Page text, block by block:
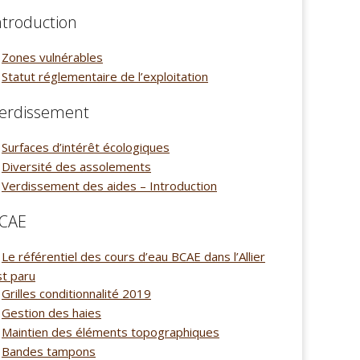
Zones vulnérables
Statut réglementaire de l’exploitation
Surfaces d’intérêt écologiques
Diversité des assolements
Verdissement des aides – Introduction
Le référentiel des cours d’eau BCAE dans l’Allier
paru
Grilles conditionnalité 2019
Gestion des haies
Maintien des éléments topographiques
Bandes tampons